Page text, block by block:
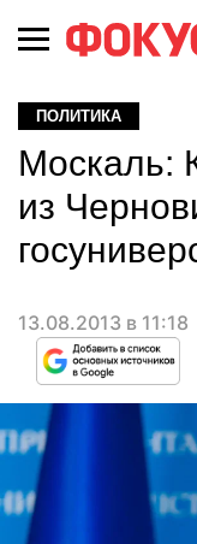
ПОЛИТИКА
Москаль:
из
13.08.2013 в 11:18